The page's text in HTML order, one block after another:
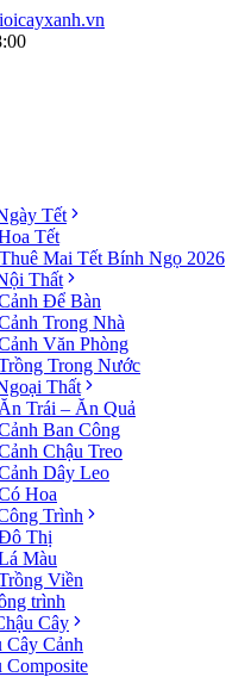
Tết
Tết
Mai Tết Bính Ngọ 2026
Thất
Để Bàn
Trong Nhà
Văn Phòng
Trong Nước
Thất
Trái – Ăn Quả
Ban Công
Chậu Treo
Dây Leo
Hoa
Trình
Thị
Màu
Viền
trình
Cây
Cây Cảnh
Composite